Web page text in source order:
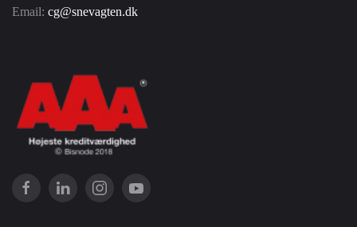
Email: cg@snevagten.dk